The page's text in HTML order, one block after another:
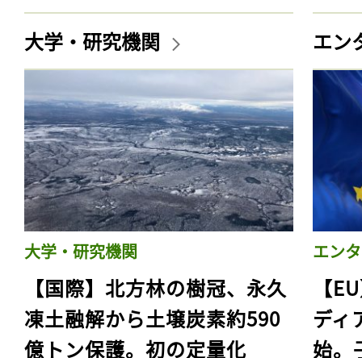
大学・研究機関
大学・研究機関
【国際】北方林の樹冠、永久
凍土融解から土壌炭素約590
億トン保護。初の定量化
エン
エン
【
ディ
始。